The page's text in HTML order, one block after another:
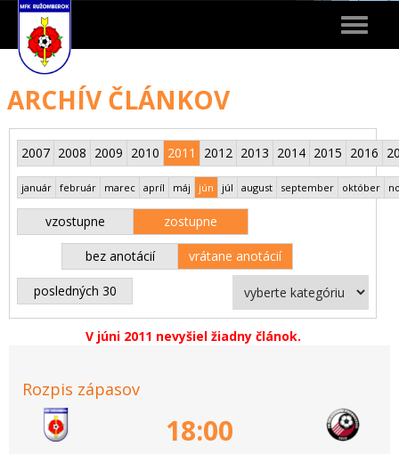
Toggle
ARCHÍV ČLÁNKOV
2007 2008 2009 2010 2011 2012 2013 2014 2015 2016
január február marec apríl máj jún júl august september október
vzostupne zostupne
bez anotácií vrátane anotácií
posledných 30
V júni 2011 nevyšiel žiadny článok.
Rozpis zápasov
18:00